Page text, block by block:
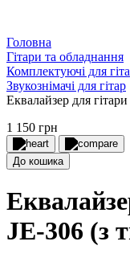
Головна
Гітари та обладнання
Комплектуючі для
Звукознімачі для гітар
Еквалайзер для
1 150 грн
До кошика
JE-306 (з